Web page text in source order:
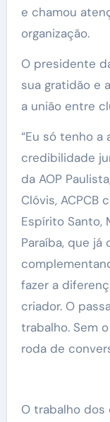
e chamou
organização.
O presidente
sua gratidão e
a união entre
“Eu só tenho a
credibilidade
da AOP
Clóvis, ACPCB
Espírito Santo,
Paraíba, que
fazer a
criador. O
trabalho. Sem
roda de
O trabalho dos